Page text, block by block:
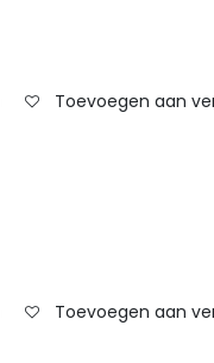
Toevoegen aan
Toevoegen aan